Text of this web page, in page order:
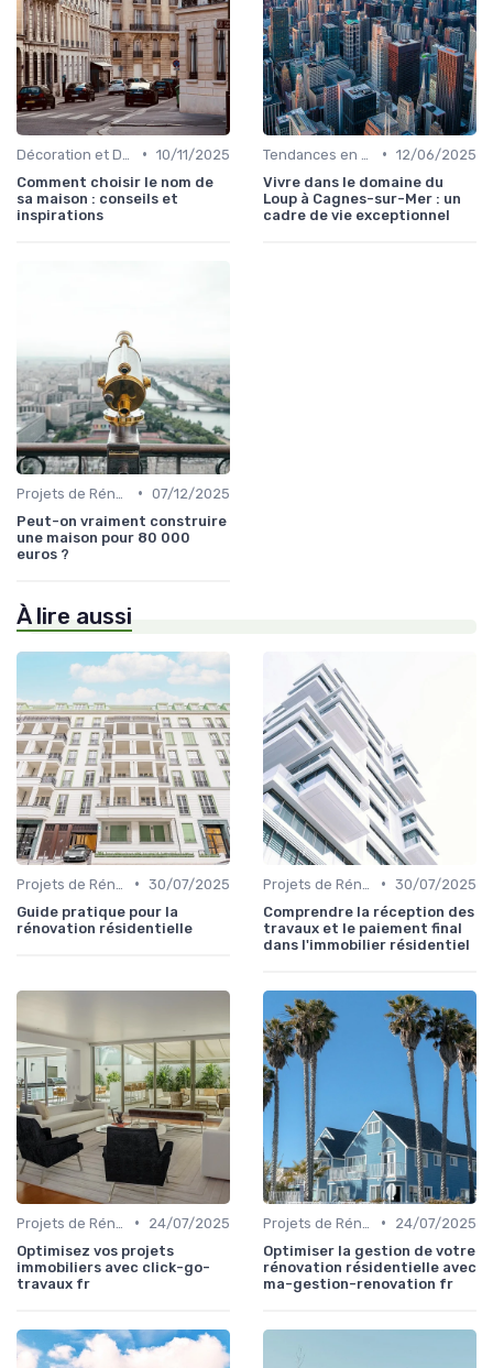
• 10/11/2025
Comment choisir le nom de
sa maison : conseils et
inspirations
• 12/06/2025
Vivre dans le domaine du
Loup à Cagnes-sur-Mer : un
cadre de vie exceptionnel
• 07/12/2025
Peut-on vraiment construire
une maison pour 80 000
euros ?
À lire aussi
• 30/07/2025
Guide pratique pour la
rénovation résidentielle
• 30/07/2025
Comprendre la réception des
travaux et le paiement final
dans l'immobilier résidentiel
•
24/07/2025
Optimisez vos projets
immobiliers avec click-go-
travaux fr
•
24/07/2025
Optimiser la gestion de votre
rénovation résidentielle avec
ma-gestion-renovation fr